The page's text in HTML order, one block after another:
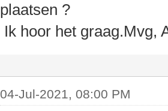
plaatsen ?
Ik hoor het graag.Mvg,
04-Jul-2021, 08:00 PM